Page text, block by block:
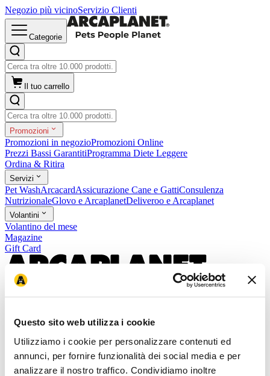
Questo sito web utilizza i cookie
Utilizziamo i cookie per personalizzare contenuti ed
annunci, per fornire funzionalità dei social media e per
analizzare il nostro traffico. Condividiamo inoltre
Negozio più vicinoServizio Clienti
Categorie
Il tuo carrello
Promozioni
Promozioni in negozioPromozioni Online
Prezzi Bassi GarantitiProgramma Diete Leggere
Ordina & Ritira
Servizi
Pet WashArcacardAssicurazione Cane e GattiConsulenza
NutrizionaleGlovo e ArcaplanetDeliveroo e Arcaplanet
Volantini
Volantino del mese
Magazine
Gift Card
Resi
Novità e servizi
APPOrdina e ritiraPet wash - lavaggio caniAssicurazione animali
domesticiConsigli nutrizionaliModalità di pagamento